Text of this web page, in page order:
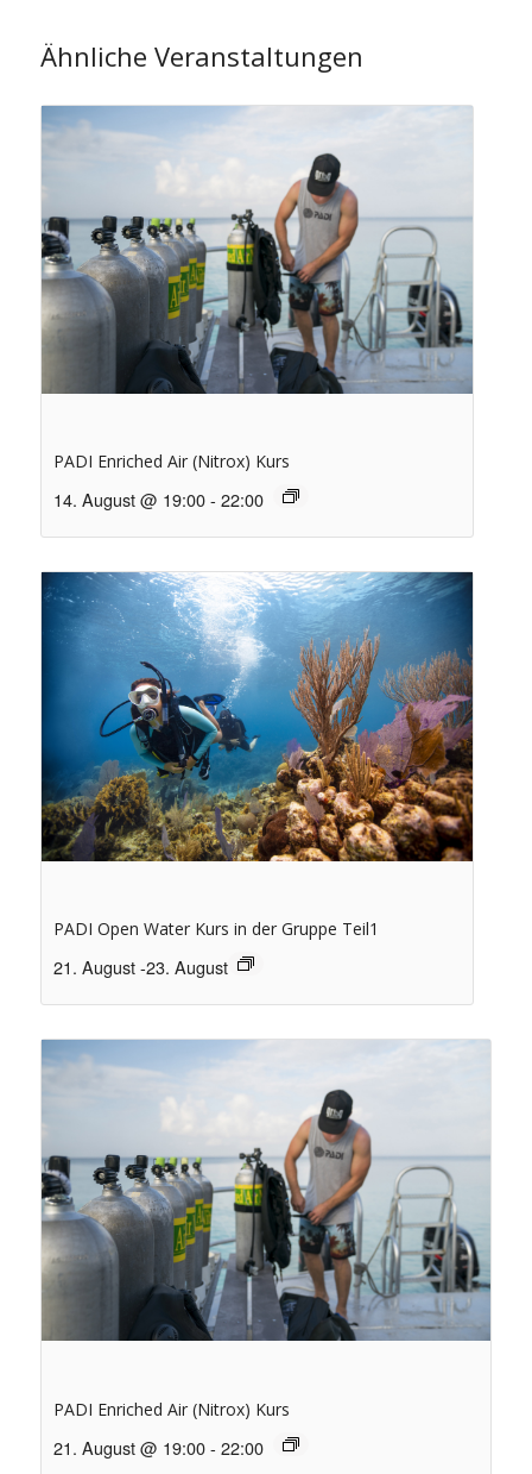
Ähnliche Veranstaltungen
PADI Enriched Air (Nitrox) Kurs
14. August @ 19:00 - 22:00
PADI Open Water Kurs in der Gruppe Teil1
21. August -23. August
PADI Enriched Air (Nitrox) Kurs
21. August @ 19:00 - 22:00